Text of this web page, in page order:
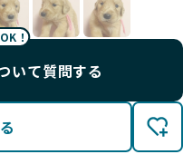
！
いて質問する